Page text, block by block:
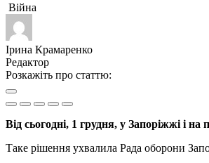
Війна
Ірина Крамаренко
Редактор
Розкажіть про статтю:
Від сьогодні, 1 грудня, у Запоріжжі і на
Таке рішення ухвалила Рада оборони